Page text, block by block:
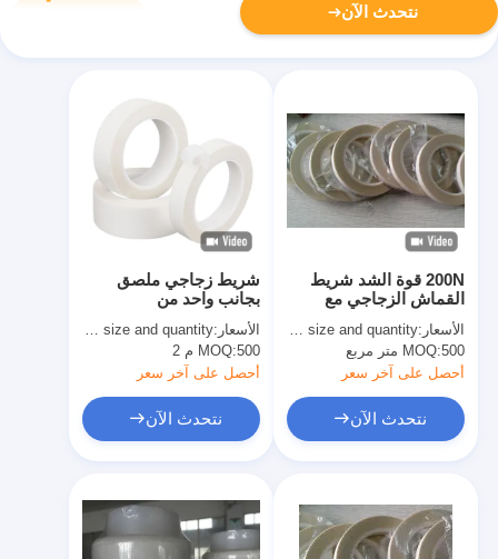
نتحدث الآن
شريط زجاجي ملصق
بجانب واحد من
السيليكون
الأسعار:basing on size and quantity
MOQ:500 م 2
أحصل على آخر سعر
نتحدث الآن
200N قوة الشد شريط
القماش الزجاجي مع
210N / سم الالتصاق
الأسعار:quoted as per size and quantity
MOQ:500 متر مربع
أحصل على آخر سعر
نتحدث الآن